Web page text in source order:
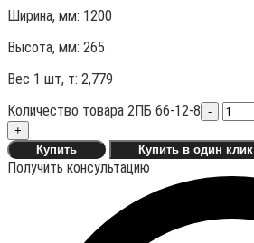
Ширина, мм: 1200
Высота, мм: 265
Вес 1 шт, т: 2,779
Количество товара 2ПБ 66-12-8 -
+
Купить
Купить в один клик
Получить консультацию